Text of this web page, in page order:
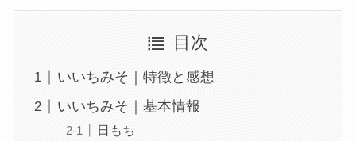
目次
いいちみそ｜特徴と感想
いいちみそ｜基本情報
日もち